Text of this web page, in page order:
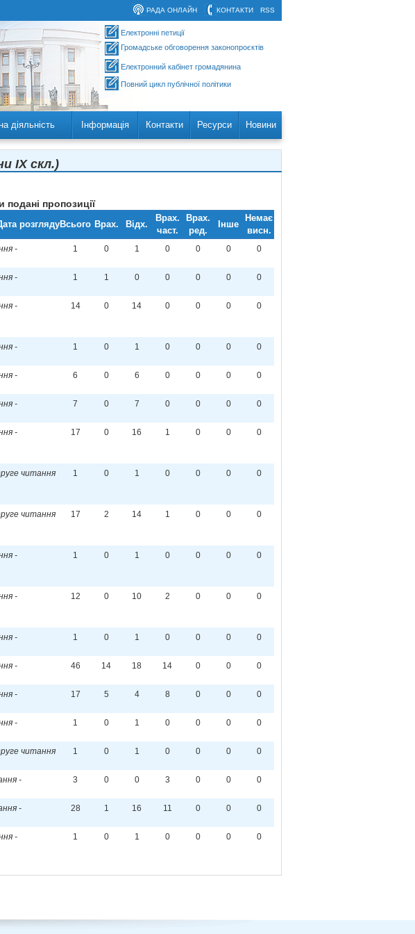
RSS
КОНТАКТИ
РАДА ОНЛАЙН
Електронні петиції
Громадське обговорення законопроєктів
Електронний кабінет громадянина
Повний цикл публічної політики
діяльність Інформація Контакти Ресурси Новини
IX скл.)
пропозиції
розглядуВсього Врах. Відх.
Врах.
част.
Врах.
ред.
Інше
Немає
висн.
-
1 0 1 0 0 0 0
-
1 1 0 0 0 0 0
-
14 0 14 0 0 0 0
-
1 0 1 0 0 0 0
-
6 0 6 0 0 0 0
-
7 0 7 0 0 0 0
-
17 0 16 1 0 0 0
читання
1 0 1 0 0 0 0
читання
17 2 14 1 0 0 0
-
1 0 1 0 0 0 0
-
12 0 10 2 0 0 0
-
1 0 1 0 0 0 0
-
46 14 18 14 0 0 0
-
17 5 4 8 0 0 0
-
1 0 1 0 0 0 0
читання
1 0 1 0 0 0 0
-
3 0 0 3 0 0 0
-
28 1 16 11 0 0 0
-
1 0 1 0 0 0 0